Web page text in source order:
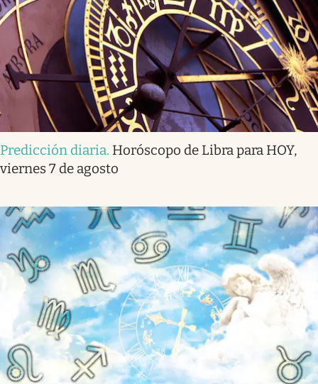
Predicción diaria. Horóscopo de Libra para HOY,
viernes 7 de agosto